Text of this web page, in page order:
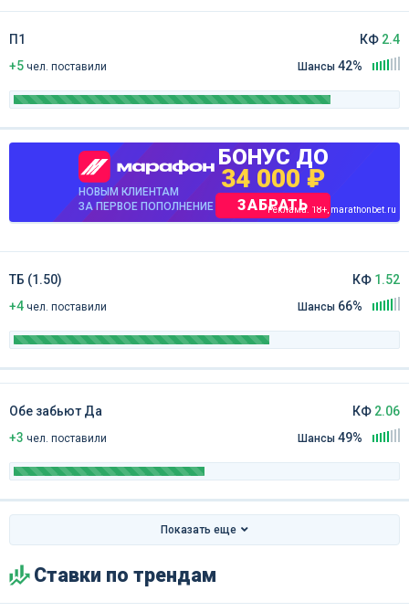
П1
+5 чел. поставили
КФ 2.4
Шансы 42%
НОВЫМ КЛИЕНТАМ
ЗА ПЕРВОЕ ПОПОЛНЕНИЕ
БОНУС ДО
34 000 ₽
ЗАБРАТЬ
Реклама. 18+, marathonbet.ru
ТБ (1.50)
+4 чел. поставили
КФ 1.52
Шансы 66%
Обе забьют Да
+3 чел. поставили
КФ 2.06
Шансы 49%
Показать еще
Ставки по трендам